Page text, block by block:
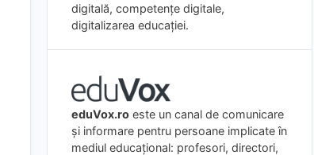
digitală, competențe digitale,
digitalizarea educației.
eduVox.ro este un canal de comunicare
și informare pentru persoane implicate în
mediul educațional: profesori, directori,